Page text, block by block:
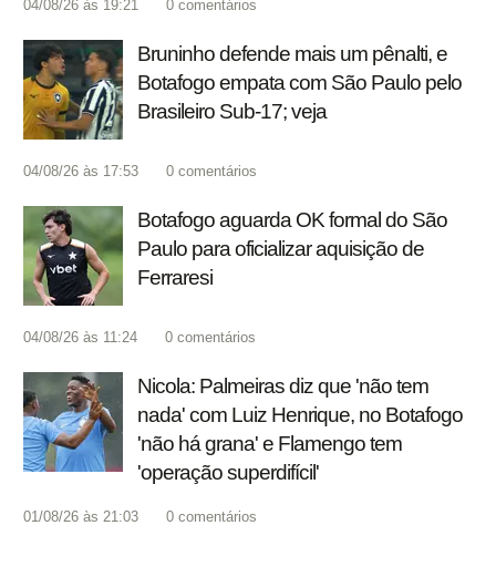
04/08/26 às 19:21 0 comentários
Bruninho defende mais um pênalti, e
Botafogo empata com São Paulo pelo
Brasileiro Sub-17; veja
04/08/26 às 17:53 0 comentários
Botafogo aguarda OK formal do São
Paulo para oficializar aquisição de
Ferraresi
04/08/26 às 11:24 0 comentários
Nicola: Palmeiras diz que 'não tem
nada' com Luiz Henrique, no Botafogo
'não há grana' e Flamengo tem
'operação superdifícil'
01/08/26 às 21:03 0 comentários